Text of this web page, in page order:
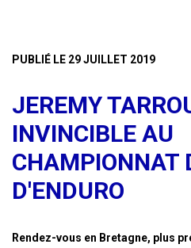
PUBLIÉ LE 29 JUILLET 2019
JEREMY
INVINCIBLE AU
CHAMPIONNAT
D'ENDURO
Rendez-vous en Bretagne, plus